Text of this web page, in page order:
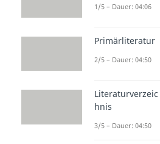
1/5 – Dauer: 04:06
Primärliteratur
2/5 – Dauer: 04:50
Literaturverzeic
hnis
3/5 – Dauer: 04:50